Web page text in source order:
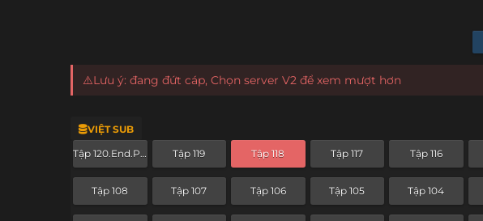
⚠️Lưu ý: đang đứt cáp, Chọn server V2 để xem mượt hơn
VIỆT SUB
Tập 120.End.Part Tập 119 Tập 118 Tập 117 Tập 116
Tập 108 Tập 107 Tập 106 Tập 105 Tập 104